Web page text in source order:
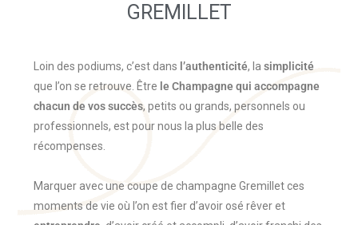
GREMILLET
Loin des podiums, c’est dans l’authenticité, lasimplicité
que l’on se retrouve. Être le Champagne qui accompagne
chacun de vos succès, petits ou grands, personnels ou
professionnels, est pour nous la plus belle des
récompenses.
Marquer avec une coupe de champagne Gremillet ces
moments de vie où l’on est fier d’avoir osé rêver et